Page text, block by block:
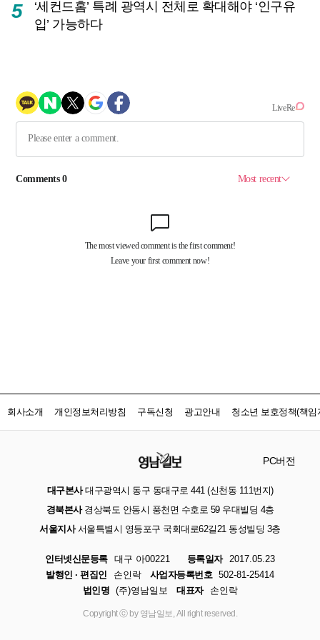
5
‘세컨드홈’ 특례 광역시 전체로 확대해야 ‘인구유
입’ 가능하다
회사소개 개인정보처리방침 구독신청 광고안내 청소년 보호정책(책임
PC버전
대구본사대구광역시 동구 동대구로 441 (신천동 111번지)
경북본사경상북도 안동시 풍천면 수호로 59 우대빌딩 4층
서울지사서울특별시 영등포구 국회대로62길21 동성빌딩 3층
인터넷신문등록 대구 아00221 등록일자
2017.05.23
발행인 · 편집인
손인락 사업자등록번호 502-81-25414
법인명 (주)영남일보 대표자 손인락
Copyright ⓒ by 영남일보, All right reserved.